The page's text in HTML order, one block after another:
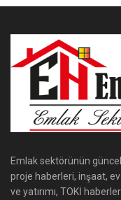
Emlak sektörünün
proje haberleri, inşaat,
ve yatırımı, TOKİ